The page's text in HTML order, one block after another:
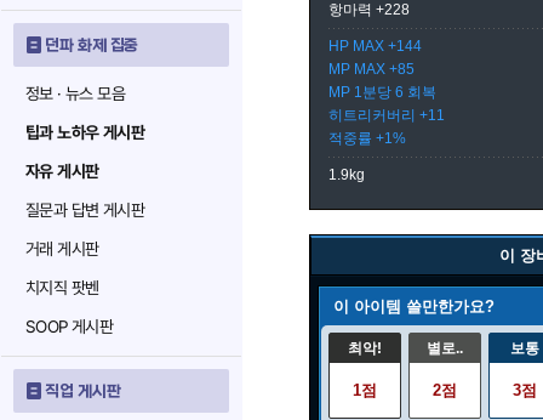
던파 화제 집중
정보 · 뉴스 모음
팁과 노하우 게시판
자유 게시판
질문과 답변 게시판
거래 게시판
치지직 팟벤
SOOP 게시판
직업 게시판
항마력 +228
HP MAX +144
MP MAX +85
MP 1분당 6 회복
히트리커버리 +11
적중률 +1%
1.9kg
이 장
이 아이템 쓸만한가요?
최악!
1점
별로..
2점
보통
3점